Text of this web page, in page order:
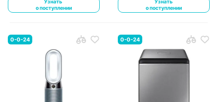
Узнать
о поступлении
Узнать
о поступлении
0-0-24 0-0-24